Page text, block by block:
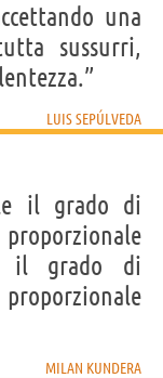
una
sussurri,
LUIS SEPÚLVEDA
il grado di
il grado di
MILAN KUNDERA